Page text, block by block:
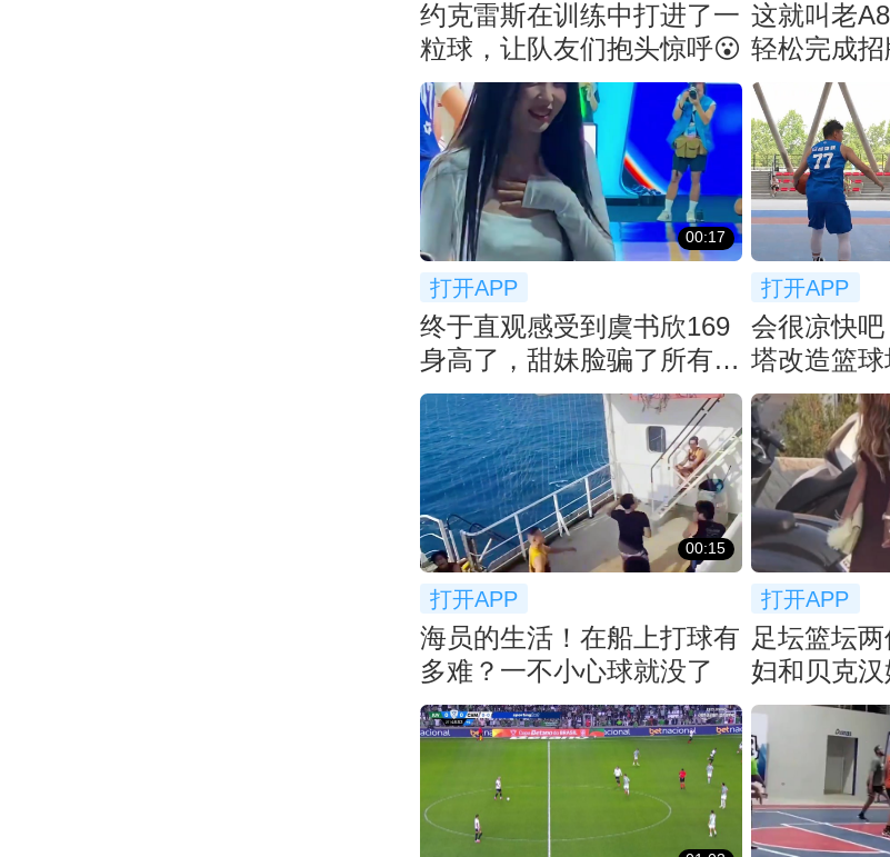
约克雷斯在训练中打进了一
粒球，让队友们抱头惊呼😮
这就叫老
轻松完成
扣！！！
00:17
打开APP
终于直观感受到虞书欣169
身高了，甜妹脸骗了所有人
👀
打开APP
会很凉快
塔改造篮
新潮流！
00:15
打开APP
海员的生活！在船上打球有
多难？一不小心球就没了
打开APP
足坛篮坛
妇和贝克
一起聚餐